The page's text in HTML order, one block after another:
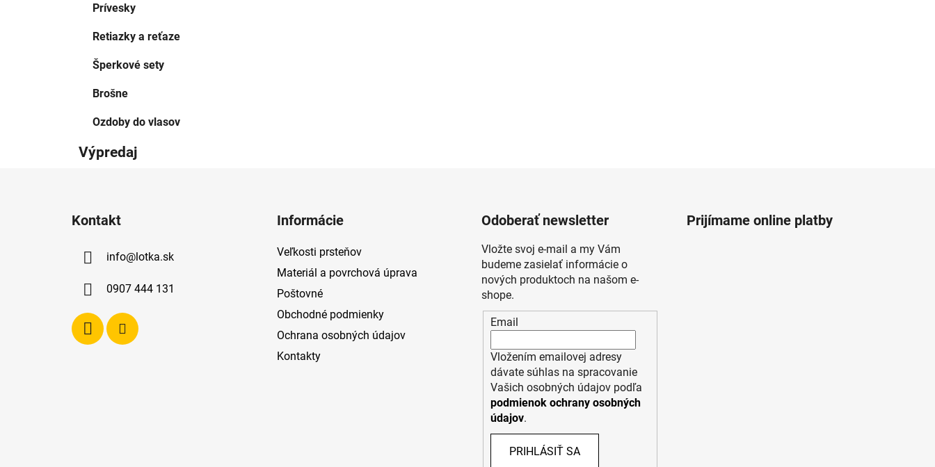
Prívesky
Retiazky a reťaze
Šperkové sety
Brošne
Ozdoby do vlasov
Výpredaj
Kontakt
info@lotka.sk
0907 444 131
Informácie
Veľkosti prsteňov
Materiál a povrchová úprava
Poštovné
Obchodné podmienky
Ochrana osobných údajov
Kontakty
Odoberať newsletter
Vložte svoj e-mail a my Vám
budeme zasielať informácie o
nových produktoch na našom e-
shope.
Email
Vložením emailovej adresy
dávate súhlas na spracovanie
Vašich osobných údajov podľa
podmienok ochrany osobných
údajov.
PRIHLÁSIŤ SA
Prijímame online platby